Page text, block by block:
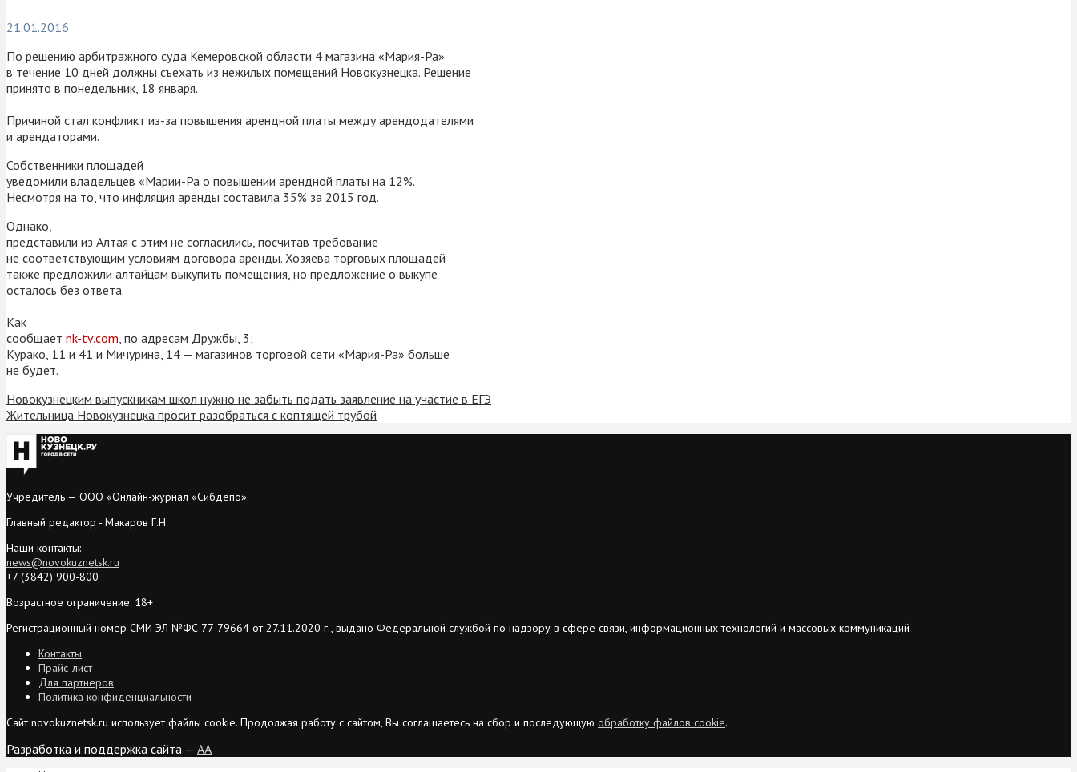
21.01.2016
По решению арбитражного суда Кемеровской области 4 магазина «Мария-Ра»
в течение 10 дней должны съехать из нежилых помещений Новокузнецка. Решение
принято в понедельник, 18 января.
Причиной стал конфликт из-за повышения арендной платы между арендодателями
и арендаторами.
Собственники площадей
уведомили владельцев «Марии-Ра о повышении арендной платы на 12%.
Несмотря на то, что инфляция аренды составила 35% за 2015 год.
Однако,
представили из Алтая с этим не согласились, посчитав требование
не соответствующим условиям договора аренды. Хозяева торговых площадей
также предложили алтайцам выкупить помещения, но предложение о выкупе
осталось без ответа.
Как
сообщает nk-tv.com , по адресам Дружбы, 3;
Курако, 11 и 41 и Мичурина, 14 — магазинов торговой сети «Мария-Ра» больше
не будет.
Новокузнецким выпускникам школ нужно не забыть подать заявление на участие в ЕГЭ
Жительница Новокузнецка просит разобраться с коптящей трубой
Учредитель — ООО «Онлайн-журнал «Сибдепо».
Главный редактор - Макаров Г.Н.
Наши контакты:
news@novokuznetsk.ru
+7 (3842) 900-800
Возрастное ограничение: 18+
Регистрационный номер СМИ ЭЛ №ФС 77-79664 от 27.11.2020 г., выдано Федеральной службой по надзору в сфере связи, информационных технологий и массовых коммуникаций
Контакты
Прайс-лист
Для партнеров
Политика конфиденциальности
Сайт novokuznetsk.ru использует файлы cookie. Продолжая работу с сайтом, Вы соглашаетесь на сбор и последующую обработку файлов cookie.
Разработка и поддержка сайта — AA